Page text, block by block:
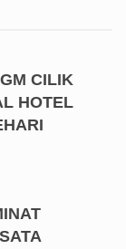
CILIK
HOTEL